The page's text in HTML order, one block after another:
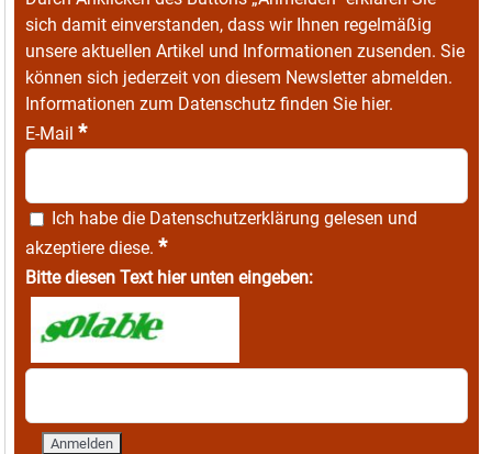
sich damit einverstanden, dass wir Ihnen regelmäßig
unsere aktuellen Artikel und Informationen zusenden. Sie
können sich jederzeit von diesem Newsletter abmelden.
Informationen zum Datenschutz finden Sie hier.
E-Mail *
Ich habe die Datenschutzerklärung gelesen und
akzeptiere diese. *
Bitte diesen Text hier unten eingeben: